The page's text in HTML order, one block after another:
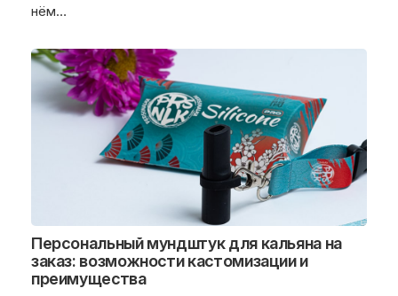
нём…
Персональный мундштук для кальяна на
заказ: возможности кастомизации и
преимущества